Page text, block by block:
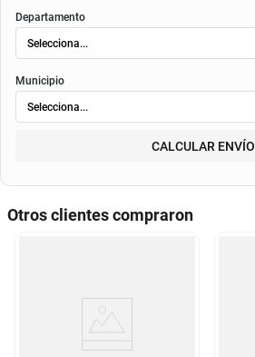
Departamento
Municipio
CALCULAR ENVÍO
Otros clientes compraron